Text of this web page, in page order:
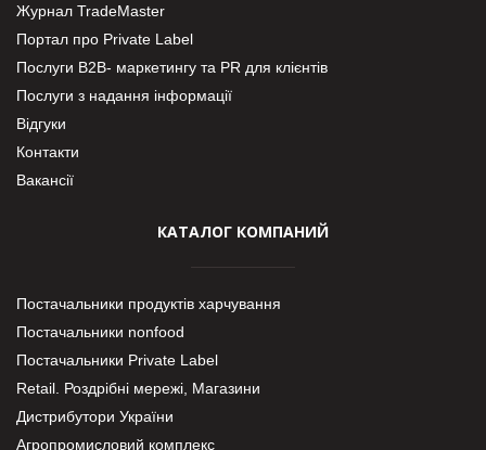
Журнал TradeMaster
Портал про Private Label
Послуги В2В- маркетингу та PR для клієнтів
Послуги з надання інформації
Відгуки
Контакти
Вакансії
КАТАЛОГ КОМПАНИЙ
Постачальники продуктів харчування
Постачальники nonfood
Постачальники Private Label
Retail. Роздрібні мережі, Магазини
Дистрибутори України
Агропромисловий комплекс